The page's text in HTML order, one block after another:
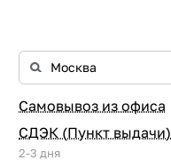
Самовывоз из офиса
СДЭК (Пункт выдачи)
2-3 дня